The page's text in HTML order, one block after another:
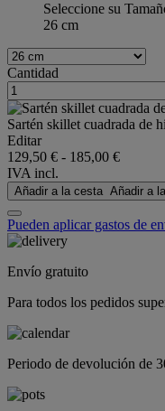
Seleccione su
26 cm
Cantidad
Sartén skillet cuadrada de
Editar
129,50 € - 185,00 €
IVA incl.
Añadir a la cesta Añadir a
Pueden aplicar gastos de
Envío gratuito
Para todos los pedidos
Periodo de devolución de